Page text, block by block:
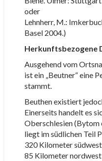
oder
Lehnherr, M.:
Basel 2004.)
Herkunftsbezogene
Ausgehend vom
ist ein „Beutner“ eine
stammt.
Beuthen existiert
Einerseits handelt es
Oberschlesien (Bytom
liegt im südlichen Teil
320 Kilometer
85 Kilometer